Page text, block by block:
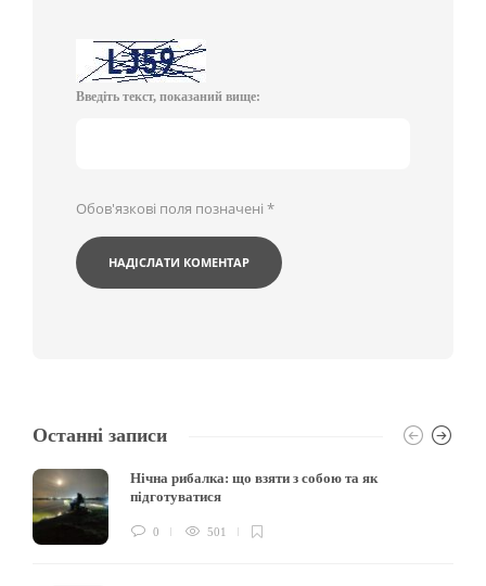
Введіть текст, показаний вище:
Обов'язкові поля позначені *
Останні записи
Нічна рибалка: що взяти з собою та як
підготуватися
0 501